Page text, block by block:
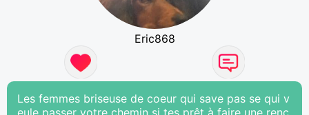
Eric868
Les femmes briseuse de coeur qui save pas se qui v
eule passer votre chemin si tes prêt à faire une renc